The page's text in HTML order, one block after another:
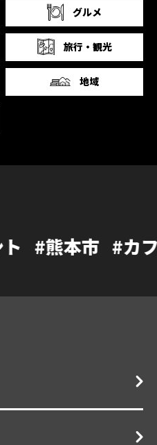
グルメ
旅行・観光
地域
#カフェ #温泉